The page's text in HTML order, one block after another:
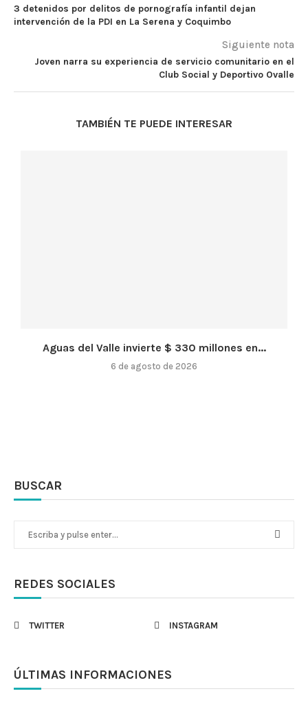
3 detenidos por delitos de pornografía infantil dejan
intervención de la PDI en La Serena y Coquimbo
Siguiente nota
Joven narra su experiencia de servicio comunitario en el
Club Social y Deportivo Ovalle
TAMBIÉN TE PUEDE INTERESAR
Aguas del Valle invierte $ 330 millones en...
6 de agosto de 2026
BUSCAR
REDES SOCIALES
TWITTER INSTAGRAM
ÚLTIMAS INFORMACIONES